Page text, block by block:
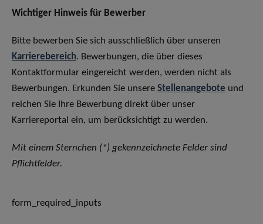
Wichtiger Hinweis für Bewerber
Bitte bewerben Sie sich ausschließlich über unseren
Karrierebereich. Bewerbungen, die über dieses
Kontaktformular eingereicht werden, werden nicht als
Bewerbungen. Erkunden Sie unsere Stellenangebote und
reichen Sie Ihre Bewerbung direkt über unser
Karriereportal ein, um berücksichtigt zu werden.
Mit einem Sternchen (*) gekennzeichnete Felder sind
Pflichtfelder.
form_required_inputs